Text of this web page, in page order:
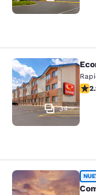
Econo
34
Comfort